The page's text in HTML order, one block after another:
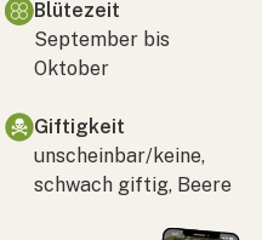
Blütezeit
September bis
Oktober
Giftigkeit
unscheinbar/keine,
schwach giftig, Beere